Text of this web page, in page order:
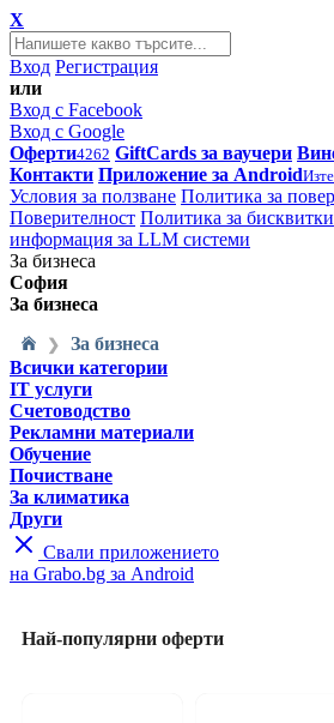
X
Вход Регистрация
или
Вход с Facebook
Вход с Google
Оферти4262 GiftCards за ваучери
Контакти Приложение за Android
Условия за ползване Политика за
Поверителност Политика за бисквитки
информация за LLM системи
За бизнеса
София
За бизнеса
❯
За бизнеса
Всички категории
IT услуги
Счетоводство
Рекламни материали
Обучение
Почистване
За климатика
Други
Свали приложението
на Grabo.bg за Android
Най-популярни оферти